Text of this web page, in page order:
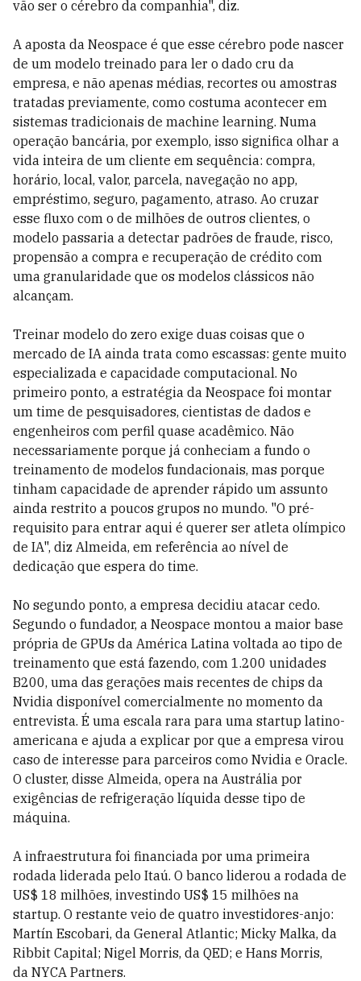
vão ser o cérebro da companhia", diz.
A aposta da Neospace é que esse cérebro pode nascer
de um modelo treinado para ler o dado cru da
empresa, e não apenas médias, recortes ou amostras
tratadas previamente, como costuma acontecer em
sistemas tradicionais de machine learning. Numa
operação bancária, por exemplo, isso significa olhar a
vida inteira de um cliente em sequência: compra,
horário, local, valor, parcela, navegação no app,
empréstimo, seguro, pagamento, atraso. Ao cruzar
esse fluxo com o de milhões de outros clientes, o
modelo passaria a detectar padrões de fraude, risco,
propensão a compra e recuperação de crédito com
uma granularidade que os modelos clássicos não
alcançam.
Treinar modelo do zero exige duas coisas que o
mercado de IA ainda trata como escassas: gente muito
especializada e capacidade computacional. No
primeiro ponto, a estratégia da Neospace foi montar
um time de pesquisadores, cientistas de dados e
engenheiros com perfil quase acadêmico. Não
necessariamente porque já conheciam a fundo o
treinamento de modelos fundacionais, mas porque
tinham capacidade de aprender rápido um assunto
ainda restrito a poucos grupos no mundo. "O pré-
requisito para entrar aqui é querer ser atleta olímpico
de IA", diz Almeida, em referência ao nível de
dedicação que espera do time.
No segundo ponto, a empresa decidiu atacar cedo.
Segundo o fundador, a Neospace montou a maior base
própria de GPUs da América Latina voltada ao tipo de
treinamento que está fazendo, com 1.200 unidades
B200, uma das gerações mais recentes de chips da
Nvidia disponível comercialmente no momento da
entrevista. É uma escala rara para uma startup latino-
americana e ajuda a explicar por que a empresa virou
caso de interesse para parceiros como Nvidia e Oracle.
O cluster, disse Almeida, opera na Austrália por
exigências de refrigeração líquida desse tipo de
máquina.
A infraestrutura foi financiada por uma primeira
rodada liderada pelo Itaú. O banco liderou a rodada de
US$ 18 milhões, investindo US$ 15 milhões na
startup. O restante veio de quatro investidores-anjo:
Martín Escobari, da General Atlantic; Micky Malka, da
Ribbit Capital; Nigel Morris, da QED; e Hans Morris,
da NYCA Partners.